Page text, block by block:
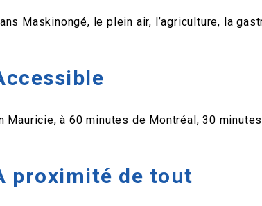
Maskinongé, le plein air, l’agriculture, la
Mauricie, à 60 minutes de Montréal, 30
proximité de tout